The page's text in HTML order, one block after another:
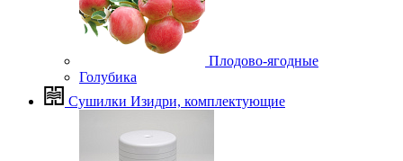
Плодово-ягодные
Голубика
Сушилки Изидри, комплектующие